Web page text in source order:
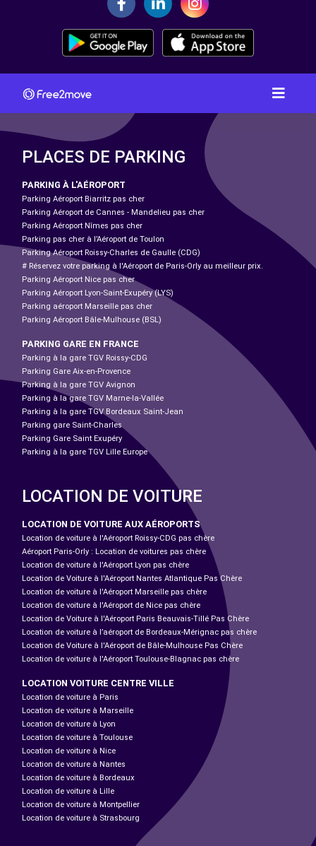
PLACES DE PARKING
PARKING À L'AÉROPORT
Parking Aéroport Biarritz pas cher
Parking Aéroport de Cannes - Mandelieu pas cher
Parking Aéroport Nîmes pas cher
Parking pas cher à l’Aéroport de Toulon
Parking Aéroport Roissy-Charles de Gaulle (CDG)
# Réservez votre parking à l'Aéroport de Paris-Orly au meilleur prix.
Parking Aéroport Nice pas cher
Parking Aéroport Lyon-Saint-Exupéry (LYS)
Parking aéroport Marseille pas cher
Parking Aéroport Bâle-Mulhouse (BSL)
PARKING GARE EN FRANCE
Parking à la gare TGV Roissy-CDG
Parking Gare Aix-en-Provence
Parking à la gare TGV Avignon
Parking à la gare TGV Marne-la-Vallée
Parking à la gare TGV Bordeaux Saint-Jean
Parking gare Saint-Charles
Parking Gare Saint Exupéry
Parking à la gare TGV Lille Europe
LOCATION DE VOITURE
LOCATION DE VOITURE AUX AÉROPORTS
Location de voiture à l'Aéroport Roissy-CDG pas chère
Aéroport Paris-Orly : Location de voitures pas chère
Location de voiture à l'Aéroport Lyon pas chère
Location de Voiture à l'Aéroport Nantes Atlantique Pas Chère
Location de voiture à l'Aéroport Marseille pas chère
Location de voiture à l'Aéroport de Nice pas chère
Location de Voiture à l'Aéroport Paris Beauvais-Tillé Pas Chère
Location de voiture à l’aéroport de Bordeaux-Mérignac pas chère
Location de Voiture à l'Aéroport de Bâle-Mulhouse Pas Chère
Location de voiture à l'Aéroport Toulouse-Blagnac pas chère
LOCATION VOITURE CENTRE VILLE
Location de voiture à Paris
Location de voiture à Marseille
Location de voiture à Lyon
Location de voiture à Toulouse
Location de voiture à Nice
Location de voiture à Nantes
Location de voiture à Bordeaux
Location de voiture à Lille
Location de voiture à Montpellier
Location de voiture à Strasbourg